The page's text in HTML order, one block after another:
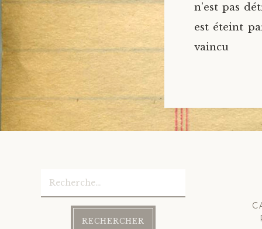
n’est pas
est éteint
Rechercher :